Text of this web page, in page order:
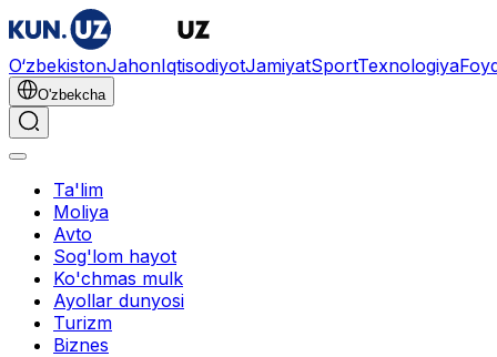
O‘zbekistonJahonIqtisodiyotJamiyatSportTexnologiya
O'zbekcha
Ta'lim
Moliya
Avto
Sog'lom hayot
Ko'chmas mulk
Ayollar dunyosi
Turizm
Biznes